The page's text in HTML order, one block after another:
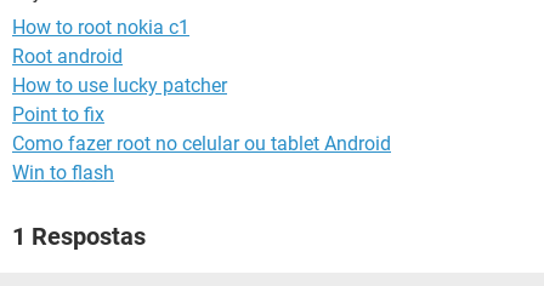
GUIA DE COMPRAS
How to root nokia c1
Root android
How to use lucky patcher
Point to fix
Como fazer root no celular ou tablet Android
Win to flash
1 Respostas